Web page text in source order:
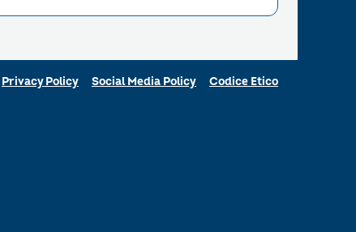
Privacy Policy Social Media Policy Codice Etico